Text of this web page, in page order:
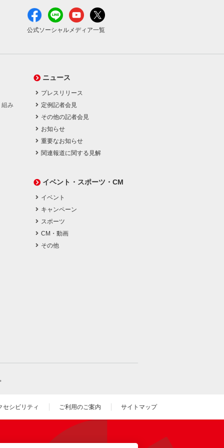
公式ソーシャルメディア一覧
組み
ニュース
プレスリリース
定例記者会見
その他の記者会見
お知らせ
重要なお知らせ
関連報道に関する見解
イベント・スポーツ・CM
イベント
キャンペーン
スポーツ
CM・動画
その他
セシビリティ ご利用のご案内 サイトマップ